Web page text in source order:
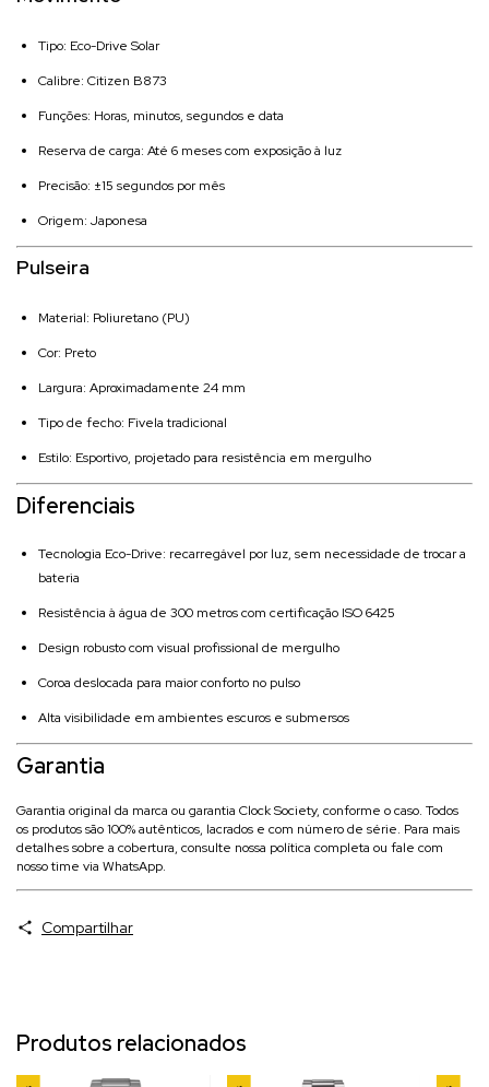
Tipo: Eco-Drive Solar
Calibre: Citizen B873
Funções: Horas, minutos, segundos e data
Reserva de carga: Até 6 meses com exposição à luz
Precisão: ±15 segundos por mês
Origem: Japonesa
Pulseira
Material: Poliuretano (PU)
Cor: Preto
Largura: Aproximadamente 24 mm
Tipo de fecho: Fivela tradicional
Estilo: Esportivo, projetado para resistência em mergulho
Diferenciais
Tecnologia Eco-Drive: recarregável por luz, sem necessidade de trocar a
bateria
Resistência à água de 300 metros com certificação ISO 6425
Design robusto com visual profissional de mergulho
Coroa deslocada para maior conforto no pulso
Alta visibilidade em ambientes escuros e submersos
Garantia
Garantia original da marca ou garantia Clock Society, conforme o caso. Todos
os produtos são 100% autênticos, lacrados e com número de série. Para mais
detalhes sobre a cobertura, consulte nossa política completa ou fale com
nosso time via WhatsApp.
Compartilhar
Produtos relacionados